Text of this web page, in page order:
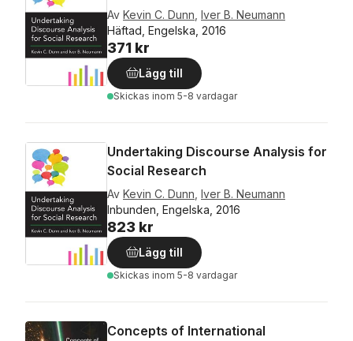
Av Kevin C. Dunn Iver B. Neumann
Häftad, Engelska, 2016
371 kr
Lägg till
Skickas inom 5-8 vardagar
Undertaking Discourse Analysis for
Social Research
Av Kevin C. Dunn Iver B. Neumann
Inbunden, Engelska, 2016
823 kr
Lägg till
Skickas inom 5-8 vardagar
Concepts of International